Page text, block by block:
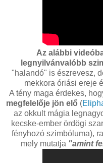
Az alábbi
legnyilvánvalóbb
"halandó" is észrevesz,
mekkora óriási ereje
A tény maga érdekes,
megfelelője jön elő (
az okkult mágia
kecske-ember ördögi
fényhozó szimbóluma),
mely mutatja "amint